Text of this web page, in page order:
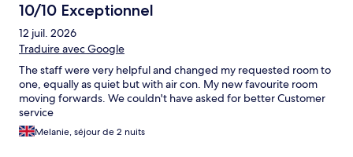
10/10 Exceptionnel
12 juil. 2026
Traduire avec Google
The staff were very helpful and changed my requested room to
one, equally as quiet but with air con. My new favourite room
moving forwards. We couldn't have asked for better Customer
service
Melanie, séjour de 2 nuits